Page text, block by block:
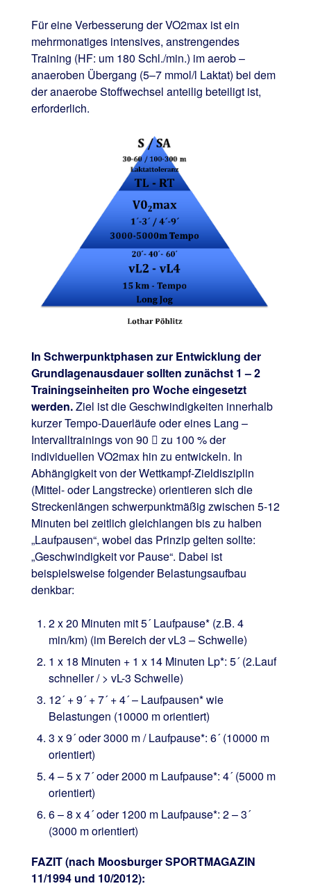
Für eine Verbesserung der VO2max ist ein
mehrmonatiges intensives, anstrengendes
Training (HF: um 180 Schl./min.) im aerob –
anaeroben Übergang (5–7 mmol/l Laktat) bei dem
der anaerobe Stoffwechsel anteilig beteiligt ist,
erforderlich.
In Schwerpunktphasen zur Entwicklung der
Grundlagenausdauer sollten zunächst 1 – 2
Trainingseinheiten pro Woche eingesetzt
werden.Ziel ist die Geschwindigkeiten innerhalb
kurzer Tempo-Dauerläufe oder eines Lang –
Intervalltrainings von 90  zu 100 % der
individuellen VO2max hin zu entwickeln. In
Abhängigkeit von der Wettkampf-Zieldisziplin
(Mittel- oder Langstrecke) orientieren sich die
Streckenlängen schwerpunktmäßig zwischen 5-12
Minuten bei zeitlich gleichlangen bis zu halben
„Laufpausen“, wobei das Prinzip gelten sollte:
„Geschwindigkeit vor Pause“. Dabei ist
beispielsweise folgender Belastungsaufbau
denkbar:
2 x 20 Minuten mit 5´ Laufpause* (z.B. 4
min/km) (im Bereich der vL3 – Schwelle)
1 x 18 Minuten + 1 x 14 Minuten Lp*: 5´ (2.Lauf
schneller / > vL-3 Schwelle)
12´ + 9´ + 7´ + 4´ – Laufpausen* wie
Belastungen (10000 m orientiert)
3 x 9´ oder 3000 m / Laufpause*: 6´ (10000 m
orientiert)
4 – 5 x 7´ oder 2000 m Laufpause*: 4´ (5000 m
orientiert)
6 – 8 x 4´ oder 1200 m Laufpause*: 2 – 3´
(3000 m orientiert)
FAZIT (nach Moosburger SPORTMAGAZIN
11/1994 und 10/2012):